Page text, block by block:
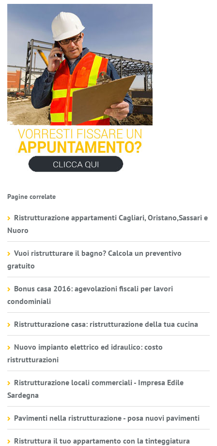
Pagine correlate
Ristrutturazione appartamenti Cagliari, Oristano,Sassari e
Nuoro
Vuoi ristrutturare il bagno? Calcola un preventivo
gratuito
Bonus casa 2016: agevolazioni fiscali per lavori
condominiali
Ristrutturazione casa: ristrutturazione della tua cucina
Nuovo impianto elettrico ed idraulico: costo
ristrutturazioni
Ristrutturazione locali commerciali - Impresa Edile
Sardegna
Pavimenti nella ristrutturazione - posa nuovi pavimenti
Ristruttura il tuo appartamento con la tinteggiatura